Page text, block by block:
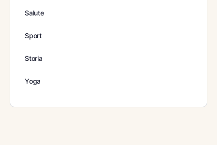
Salute
Sport
Storia
Yoga